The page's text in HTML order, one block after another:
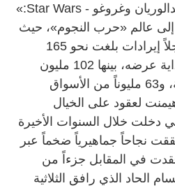
يأتي «حرب النجوم: الماندالوريان وغروغو - Star Wars:»
عالم «حرب النجوم»، حيث
حقق انطلاقة قوية، مسجلاً إيرادات بلغت نحو 165
مليون دولار عالمياً من بداية عرضه، بينها 102 مليون
دولار في أميركا الشمالية، و63 مليوناً من الأسواق
لعقود على الخيال
دخلت خلال السنوات الأخيرة
نجاحاً جماهيرياً ضخماً عبر
في المقابل جزءاً من
الحاد الذي رافق الثلاثية